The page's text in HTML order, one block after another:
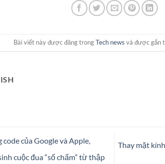
Bài viết này được đăng trongTech news và được gắn
của Google và Apple,
cuộc đua “số chấm” từ thập
Thay mặt